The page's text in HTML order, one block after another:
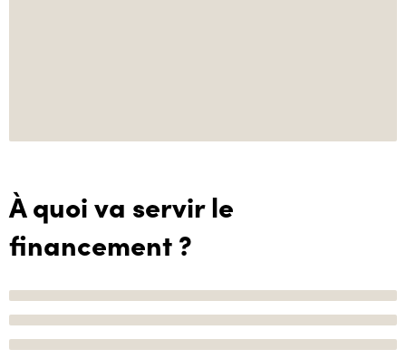
À quoi va servir le
financement ?